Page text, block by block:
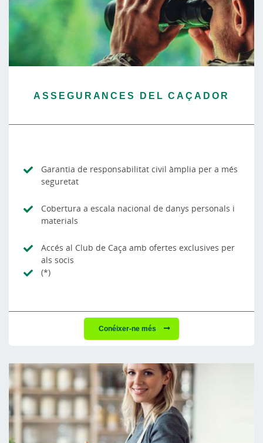
ASSEGURANCES DEL CAÇADOR
Garantia de responsabilitat civil àmplia per a més
seguretat
Cobertura a escala nacional de danys personals i
materials
Accés al Club de Caça amb ofertes exclusives per
als socis
(*)
Conéixer-ne més